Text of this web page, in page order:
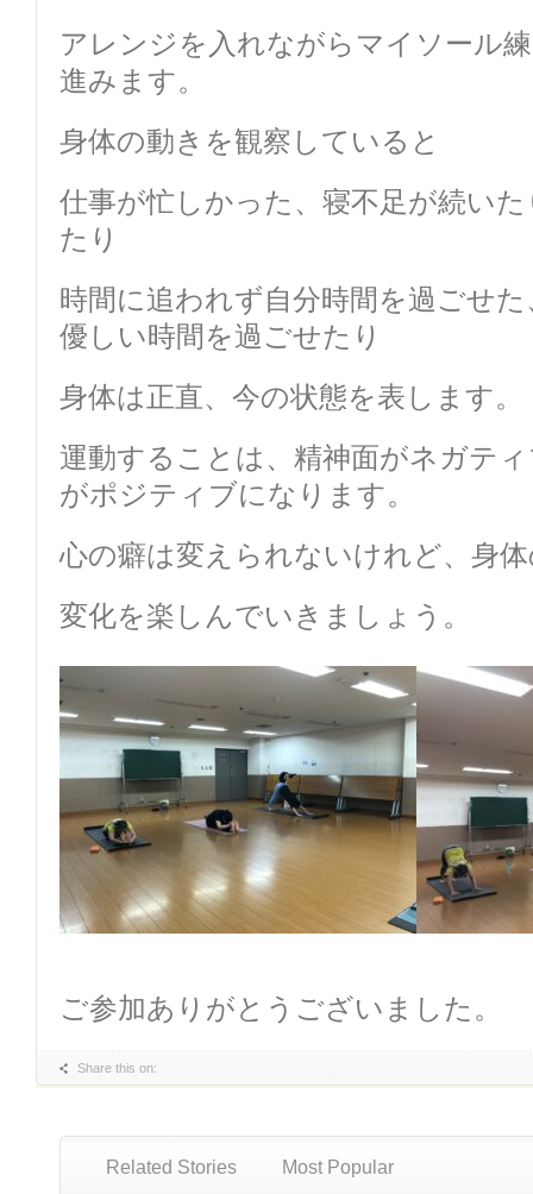
アレンジを入れながらマイソール
進みます。
身体の動きを観察していると
仕事が忙しかった、寝不足が続い
たり
時間に追われず自分時間を過ごせ
優しい時間を過ごせたり
身体は正直、今の状態を表します。
運動することは、精神面がネガテ
がポジティブになります。
心の癖は変えられないけれど、身
変化を楽しんでいきましょう。
ご参加ありがとうございました。
Share this on:
Related Stories Most Popular